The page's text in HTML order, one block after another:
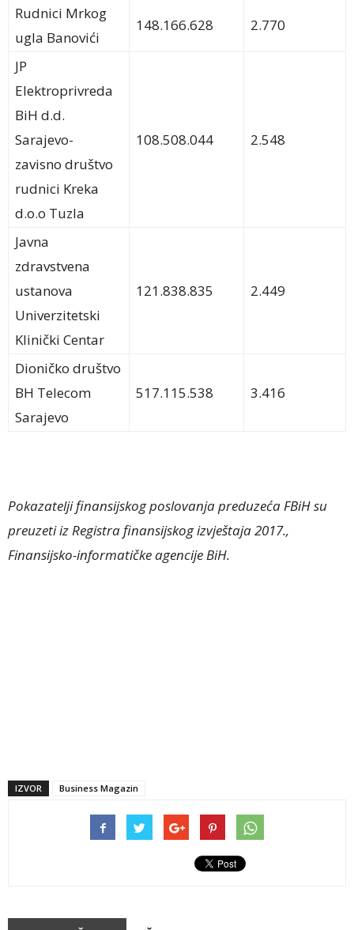
Rudnici Mrkog
ugla Banovići
148.166.628 2.770
JP
Elektroprivreda
BiH d.d.
Sarajevo-
zavisno društvo
rudnici Kreka
d.o.o Tuzla
108.508.044 2.548
Javna
zdravstvena
ustanova
Univerzitetski
Klinički Centar
121.838.835 2.449
Dioničko društvo
BH Telecom
Sarajevo
517.115.538 3.416
Pokazatelji finansijskog poslovanja preduzeća FBiH su
preuzeti iz Registra finansijskog izvještaja 2017.,
Finansijsko-informatičke agencije BiH.
IZVOR Business Magazin